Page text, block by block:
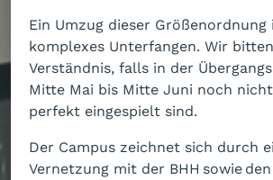
Ein Umzug dieser Größenordnung
komplexes Unterfangen. Wir
Verständnis, falls in der
Mitte Mai bis Mitte Juni noch
perfekt eingespielt sind.
Der Campus zeichnet sich durch
Vernetzung mit der BHH sowie